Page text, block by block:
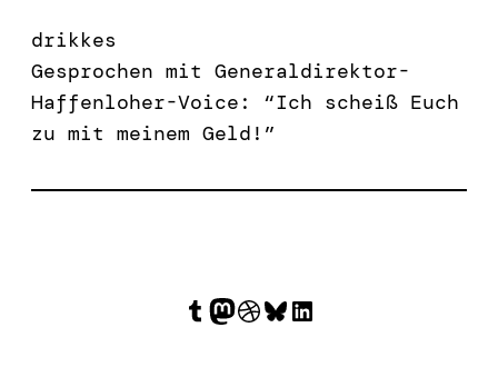
drikkes
Gesprochen mit Generaldirektor-
Haffenloher-Voice: “Ich scheiß Euch
zu mit meinem Geld!”
Tumblr Mastodon Dribbble Bluesky LinkedIn